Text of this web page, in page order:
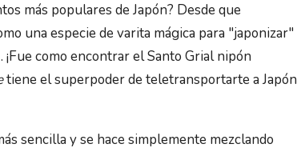
más populares de Japón? Desde que
una especie de varita mágica para "japonizar"
como encontrar el Santo Grial nipón
tiene el superpoder de teletransportarte a Japón
sencilla y se hace simplemente mezclando